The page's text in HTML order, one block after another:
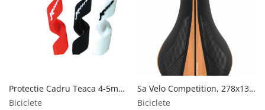
Protectie Cadru Teaca 4-5mm Alb Alligator
Biciclete
Sa Velo Competition, 278x133mm, culoare negru portocaliu Velo
Biciclete